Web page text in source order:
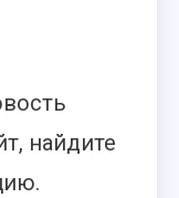
найдите